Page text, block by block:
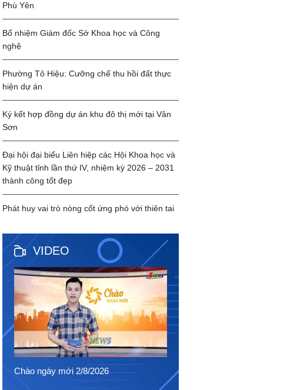
Phù Yên
Bổ nhiệm Giám đốc Sở Khoa học và Công
nghệ
Phường Tô Hiệu: Cưỡng chế thu hồi đất thực
hiện dự án
Ký kết hợp đồng dự án khu đô thị mới tại Vân
Sơn
Đại hội đại biểu Liên hiệp các Hội Khoa học và
Kỹ thuật tỉnh lần thứ IV, nhiệm kỳ 2026 – 2031
thành công tốt đẹp
Phát huy vai trò nòng cốt ứng phó với thiên tai
VIDEO
Chào ngày mới 2/8/2026
Chào ngày mới 1/8/2026